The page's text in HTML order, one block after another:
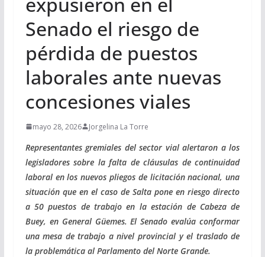
Senado el riesgo de
pérdida de puestos
laborales ante nuevas
concesiones viales
mayo 28, 2026 Jorgelina La Torre
Representantes gremiales del sector vial alertaron a los
legisladores sobre la falta de cláusulas de continuidad
laboral en los nuevos pliegos de licitación nacional, una
situación que en el caso de Salta pone en riesgo directo
a 50 puestos de trabajo en la estación de Cabeza de
Buey, en General Güemes. El Senado evalúa conformar
una mesa de trabajo a nivel provincial y el traslado de
la problemática al Parlamento del Norte Grande.